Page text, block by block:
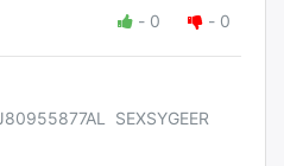
- 0 - 0
SEXSYGEER